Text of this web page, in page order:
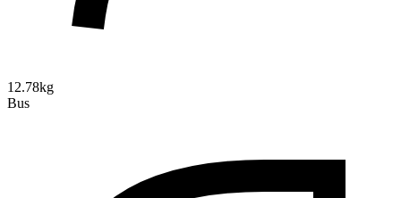
12.78kg
Bus